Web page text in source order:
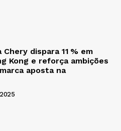
dispara 11 % em
Kong e reforça ambições
aposta na